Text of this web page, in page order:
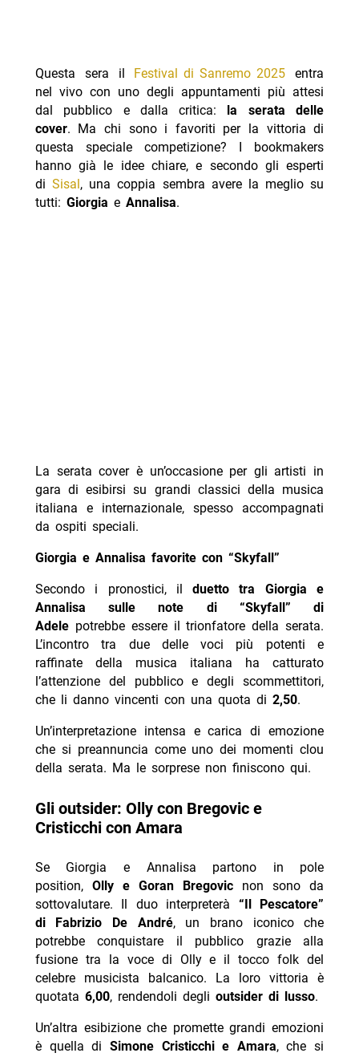
Questa sera il Festival di Sanremo 2025 entra
nel vivo con uno degli appuntamenti più attesi
dal pubblico e dalla critica:
la serata delle
cover. Ma chi sono i favoriti per la vittoria di
questa speciale competizione? I bookmakers
hanno già le idee chiare, e secondo gli esperti
diSisal , una coppia sembra avere la meglio su
tutti: Giorgia e Annalisa.
La serata cover è un’occasione per gli artisti in
gara di esibirsi su grandi classici della musica
italiana e internazionale, spesso accompagnati
da ospiti speciali.
Giorgia e Annalisa favorite con “Skyfall”
Secondo i pronostici, ilduetto tra Giorgia e
Annalisa sulle note di “Skyfall” di
Adelepotrebbe essere il trionfatore della serata.
L’incontro tra due delle voci più potenti e
raffinate della musica italiana ha catturato
l’attenzione del pubblico e degli scommettitori,
che li danno vincenti con una quota di 2,50.
Un’interpretazione intensa e carica di emozione
che si preannuncia come uno dei momenti clou
della serata. Ma le sorprese non finiscono qui.
Gli outsider: Olly con Bregovic e
Cristicchi con Amara
Se Giorgia e Annalisa partono in pole
position, Olly e Goran Bregovic non sono da
sottovalutare. Il duo interpreterà “Il Pescatore”
di Fabrizio De André, un brano iconico che
potrebbe conquistare il pubblico grazie alla
fusione tra la voce di Olly e il tocco folk del
celebre musicista balcanico. La loro vittoria è
quotata 6,00, rendendoli degli outsider di lusso.
Un’altra esibizione che promette grandi emozioni
è quella di Simone Cristicchi e Amara, che si